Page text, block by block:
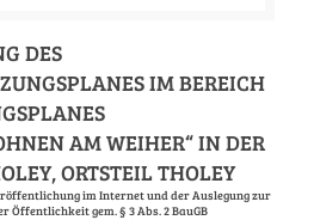
DES
IM BEREICH
AM WEIHER“ IN DER
ORTSTEIL THOLEY
im Internet und der Auslegung zur
Öffentlichkeit gem. § 3 Abs. 2 BauGB